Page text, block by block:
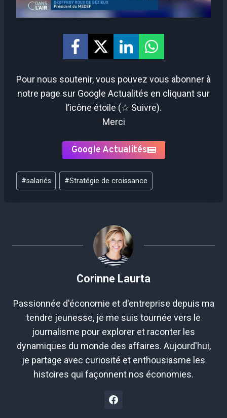
Pour nous soutenir, vous pouvez vous abonner à
notre page sur Google Actualités en cliquant sur
l’icône étoile (☆ Suivre).
Merci
Google Actualités
Étiquettes
de
#salariés #Stratégie de croissance
Corinne Laurta
Passionnée d'économie et d'entreprise depuis ma
tendre jeunesse, je me suis tournée vers le
journalisme pour explorer et raconter les
dynamiques du monde des affaires. Aujourd'hui,
je partage avec curiosité et enthousiasme les
histoires qui façonnent nos économies.